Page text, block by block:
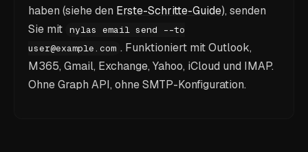
haben (siehe den Erste-Schritte-Guide), senden
Sie mit nylas email send --to
user@example.com . Funktioniert mit Outlook,
M365, Gmail, Exchange, Yahoo, iCloud und IMAP.
Ohne Graph API, ohne SMTP-Konfiguration.